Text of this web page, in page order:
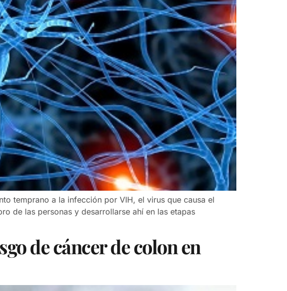
temprano a la infección por VIH, el virus que causa el
de las personas y desarrollarse ahí en las etapas
de cáncer de colon en